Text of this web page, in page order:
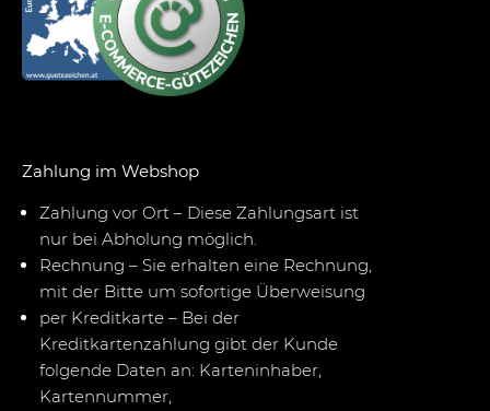
Zahlung im Webshop
Zahlung vor Ort – Diese Zahlungsart ist
nur bei Abholung möglich.
Rechnung – Sie erhalten eine Rechnung,
mit der Bitte um sofortige Überweisung
per Kreditkarte – Bei der
Kreditkartenzahlung gibt der Kunde
folgende Daten an: Karteninhaber,
Kartennummer,